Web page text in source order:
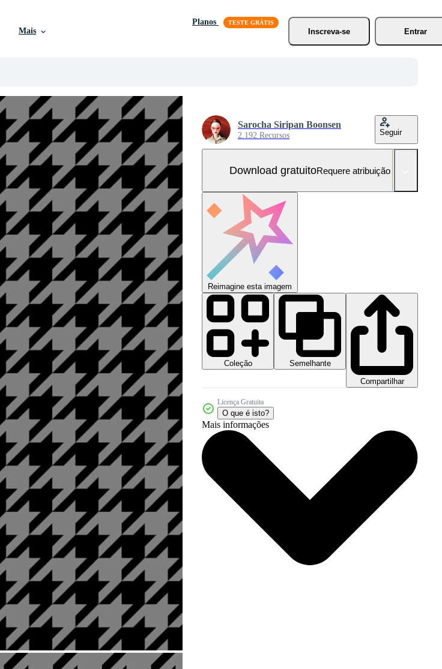
Mais
Planos
Inscreva-se
Entrar
Sarocha Siripan Boonsen
2.192 Recursos Seguir
Download gratuitoRequere atribuição
Reimagine esta imagem
Coleção
Semelhante
Compartilhar
Licença Gratuita
O que é isto?
Mais informações